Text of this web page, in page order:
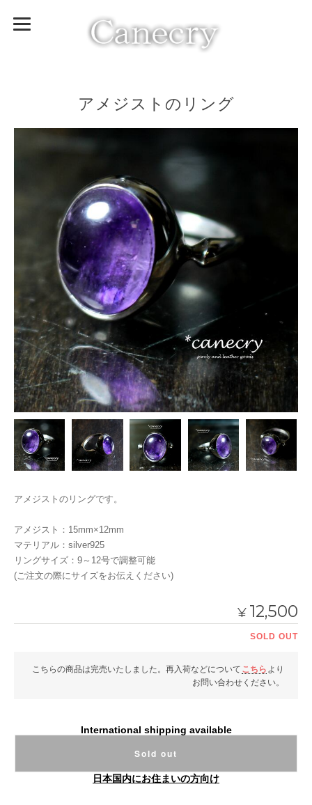
アメジストのリング
アメジストのリングです。
アメジスト：15mm×12mm
マテリアル：silver925
リングサイズ：9～12号で調整可能
(ご注文の際にサイズをお伝えください)
¥ 12,500
SOLD OUT
こちらの商品は完売いたしました。再入荷などについて こちら より
お問い合わせください。
International shipping available
Sold out
日本国内にお住まいの方向け